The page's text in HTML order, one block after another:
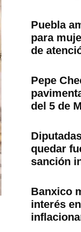
Puebla
para
de
Pepe
del 5 de
quedar
sanción
Banxico
interés